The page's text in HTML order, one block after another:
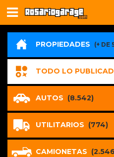
PROPIEDADES (+ DE
TODO LO
AUTOS (8.542)
UTILITARIOS (774)
CAMIONETAS